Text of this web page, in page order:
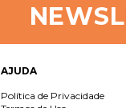
AJUDA
Política de Privacidade